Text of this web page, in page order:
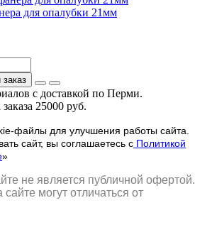
для опалубки 21мм
с доставкой по Перми.
25000 руб.
файлы для улучшения работы сайта.
сайт, вы соглашаетесь с Политикой
»
не является публичной офертой.
могут отличаться от